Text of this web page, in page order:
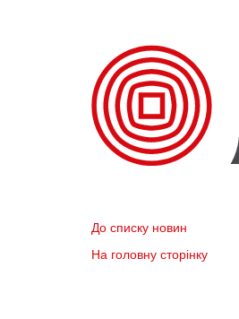
До списку новин
На головну сторінку